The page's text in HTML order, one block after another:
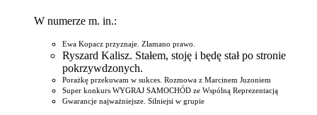
W numerze m. in.:
Ewa Kopacz przyznaje. Złamano prawo.
Ryszard Kalisz. Stałem, stoję i będę stał po stronie
pokrzywdzonych.
Porażkę przekuwam w sukces. Rozmowa z Marcinem Juzoniem
Super konkurs WYGRAJ SAMOCHÓD ze Wspólną Reprezentacją
Gwarancje najważniejsze. Silniejsi w grupie